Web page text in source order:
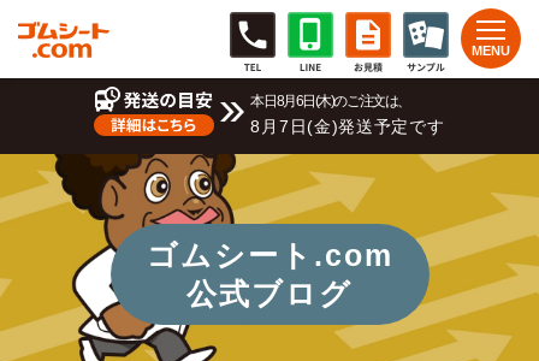
本日8月6日(木)のご注文は、
8月7日(金)発送予定です
ゴムシート.com
公式ブログ